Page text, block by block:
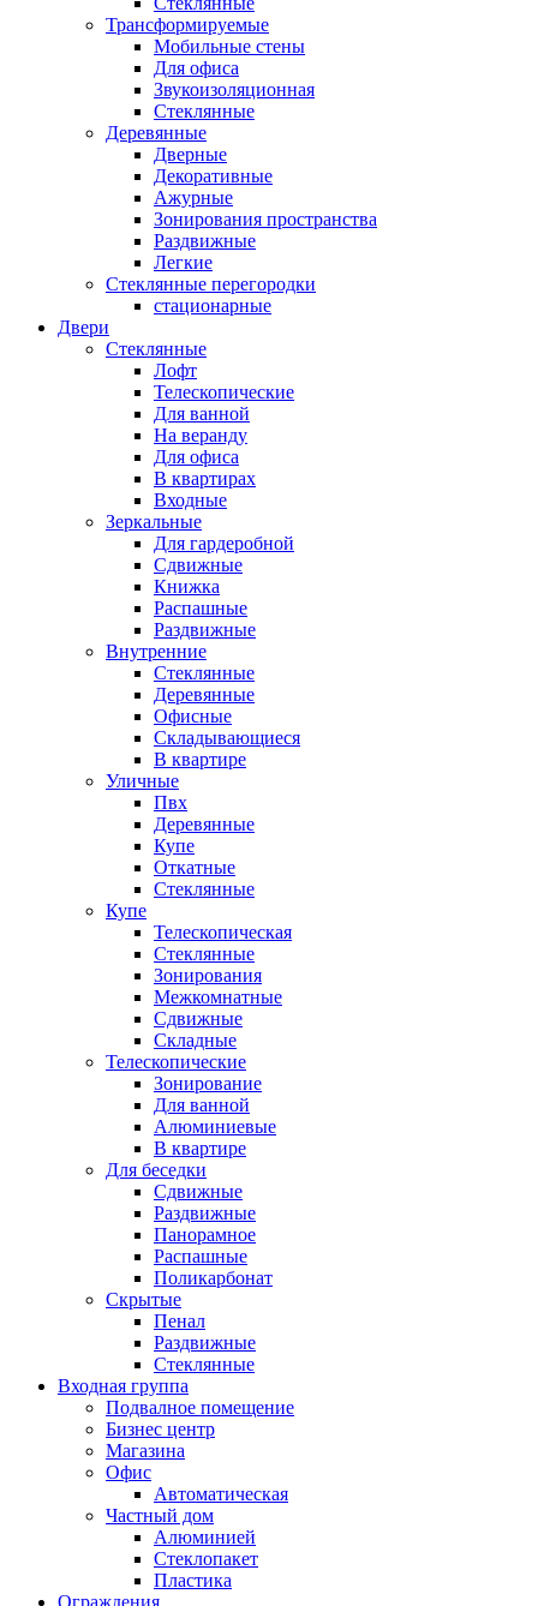
Трансформируемые
Мобильные стены
Для офиса
Звукоизоляционная
Стеклянные
Деревянные
Дверные
Декоративные
Ажурные
Зонирования пространства
Раздвижные
Легкие
Стеклянные перегородки
стационарные
Двери
Стеклянные
Лофт
Телескопические
Для ванной
На веранду
Для офиса
В квартирах
Входные
Зеркальные
Для гардеробной
Сдвижные
Книжка
Распашные
Раздвижные
Внутренние
Стеклянные
Деревянные
Офисные
Складывающиеся
В квартире
Уличные
Пвх
Деревянные
Купе
Откатные
Стеклянные
Купе
Телескопическая
Стеклянные
Зонирования
Межкомнатные
Сдвижные
Складные
Телескопические
Зонирование
Для ванной
Алюминиевые
В квартире
Для беседки
Сдвижные
Раздвижные
Панорамное
Распашные
Поликарбонат
Скрытые
Пенал
Раздвижные
Стеклянные
Входная группа
Подвалное помещение
Бизнес центр
Магазина
Офис
Автоматическая
Частный дом
Алюминией
Стеклопакет
Пластика
Ограждения